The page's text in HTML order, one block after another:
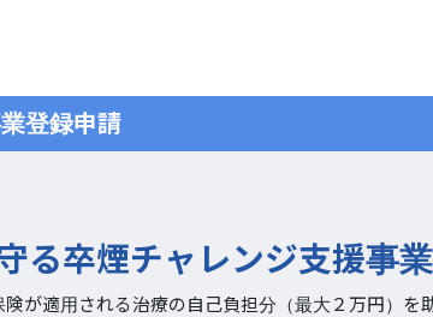
登録申請
る卒煙チャレンジ支援事
が適用される治療の自己負担分（最大２万円）を